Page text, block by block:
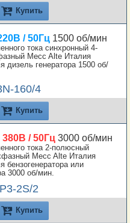
Купить
/ 50Гц 1500 об/мин
тока синхронный 4-
Mecc Alte Италия
дизель генератора 1500 об/
160/4
Купить
380В / 50Гц 3000 об/мин
тока 2-полюсный
Mecc Alte Италия
бензогенератора или
3000 об/мин.
2S/2
Купить